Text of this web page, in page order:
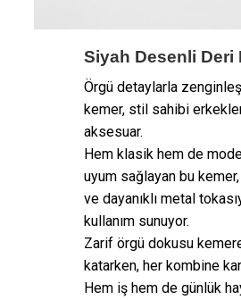
Siyah Desenli Deri
Örgü detaylarla
kemer, stil sahibi
aksesuar.
Hem klasik hem de
uyum sağlayan bu
ve dayanıklı metal
kullanım sunuyor.
Zarif örgü dokusu
katarken, her kombine
Hem iş hem de günlük